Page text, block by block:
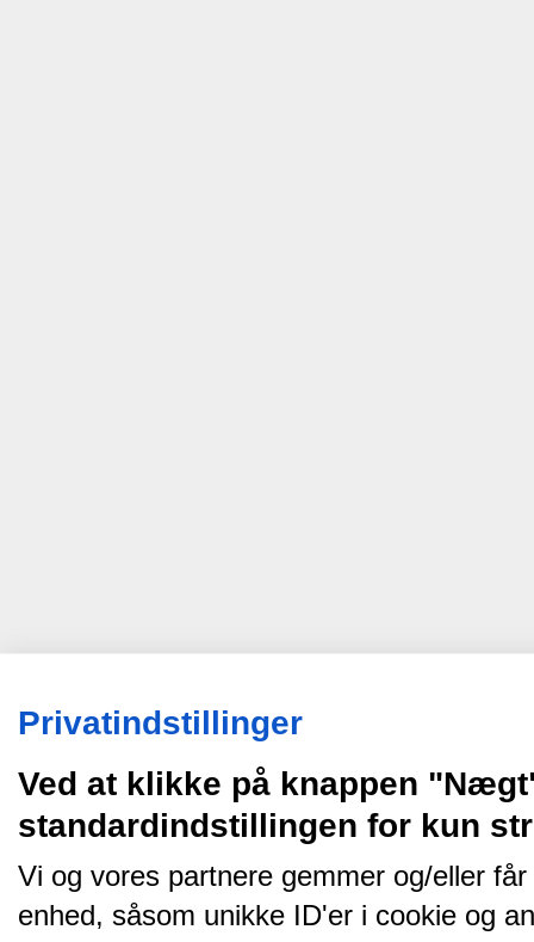
Privatindstillinger
Ved at klikke på knappen
standardindstillingen for kun
Vi og vores partnere gemmer og/eller
enhed, såsom unikke ID'er i cookie og